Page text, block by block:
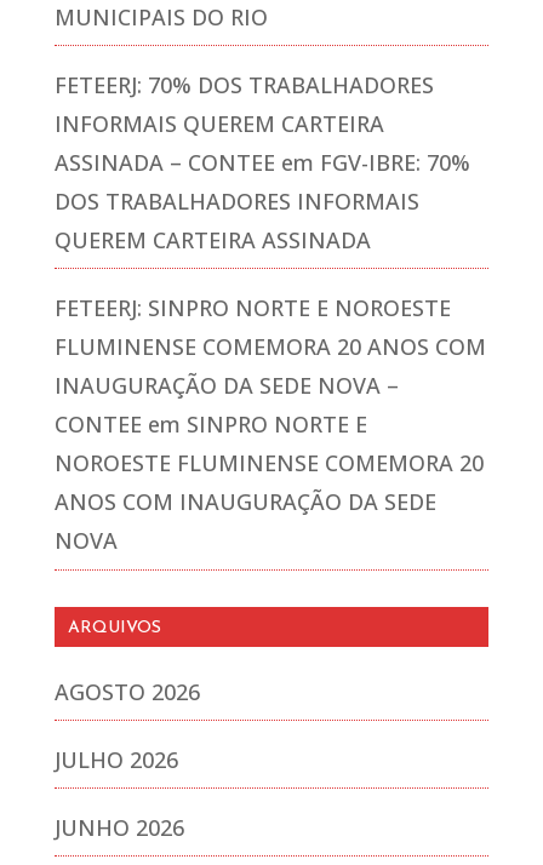
MUNICIPAIS DO RIO
FETEERJ: 70% DOS TRABALHADORES
INFORMAIS QUEREM CARTEIRA
ASSINADA – CONTEE em FGV-IBRE: 70%
DOS TRABALHADORES INFORMAIS
QUEREM CARTEIRA ASSINADA
FETEERJ: SINPRO NORTE E NOROESTE
FLUMINENSE COMEMORA 20 ANOS COM
INAUGURAÇÃO DA SEDE NOVA –
CONTEE em SINPRO NORTE E
NOROESTE FLUMINENSE COMEMORA 20
ANOS COM INAUGURAÇÃO DA SEDE
NOVA
ARQUIVOS
AGOSTO 2026
JULHO 2026
JUNHO 2026